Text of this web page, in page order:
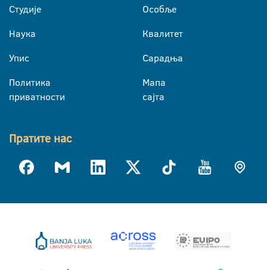
Студије
Наука
Упис
Политика
приватности
Особље
Квалитет
Сарадња
Мапа
сајта
Пратите нас